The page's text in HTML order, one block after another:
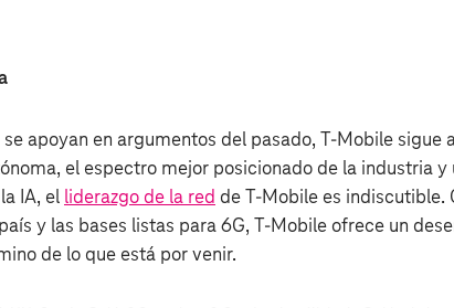
apoyan en argumentos del pasado, T‑Mobile sigue
el espectro mejor posicionado de la industria
IA, el liderazgo de la red de T‑Mobile es indiscutible.
y las bases listas para 6G, T‑Mobile ofrece un
de lo que está por venir.